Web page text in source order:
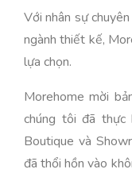
Với nhân sự
ngành thiết kế,
lựa chọn.
Morehome mời
chúng tôi đã thực
Boutique và
đã thổi hồn vào